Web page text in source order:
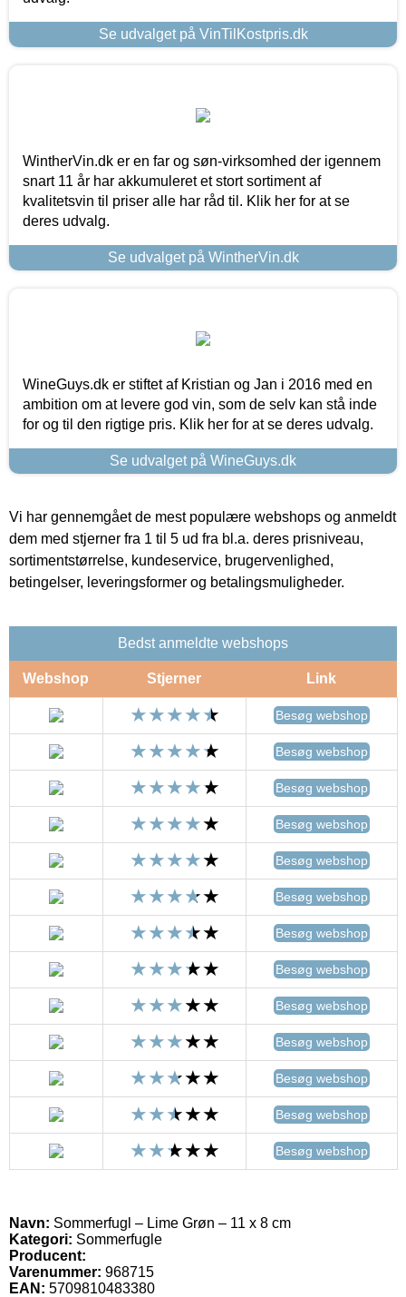
Se udvalget på VinTilKostpris.dk
WintherVin.dk er en far og søn-virksomhed der igennem
snart 11 år har akkumuleret et stort sortiment af
kvalitetsvin til priser alle har råd til. Klik her for at se
deres udvalg.
Se udvalget på WintherVin.dk
WineGuys.dk er stiftet af Kristian og Jan i 2016 med en
ambition om at levere god vin, som de selv kan stå inde
for og til den rigtige pris. Klik her for at se deres udvalg.
Se udvalget på WineGuys.dk
Vi har gennemgået de mest populære webshops og anmeldt
dem med stjerner fra 1 til 5 ud fra bl.a. deres prisniveau,
sortimentstørrelse, kundeservice, brugervenlighed,
betingelser, leveringsformer og betalingsmuligheder.
Bedst anmeldte webshops
Webshop Stjerner Link
Besøg webshop
Besøg webshop
Besøg webshop
Besøg webshop
Besøg webshop
Besøg webshop
Besøg webshop
Besøg webshop
Besøg webshop
Besøg webshop
Besøg webshop
Besøg webshop
Besøg webshop
Navn: Sommerfugl – Lime Grøn – 11 x 8 cm
Kategori: Sommerfugle
Producent:
Varenummer: 968715
EAN: 5709810483380